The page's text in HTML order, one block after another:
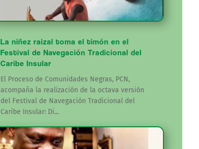
La niñez raizal toma el timón en el
Festival de Navegación Tradicional del
Caribe Insular
El Proceso de Comunidades Negras, PCN,
acompaña la realización de la octava versión
del Festival de Navegación Tradicional del
Caribe Insular: Di...